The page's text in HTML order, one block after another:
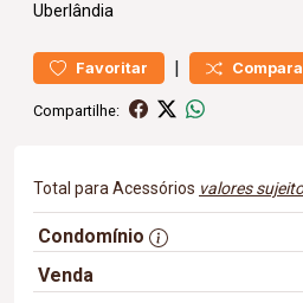
Uberlândia
Favoritar |
Compartilhe:
Total para Acessórios valores
Condomínio
Venda